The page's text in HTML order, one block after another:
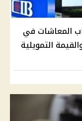
المعاشات في
التمويلية